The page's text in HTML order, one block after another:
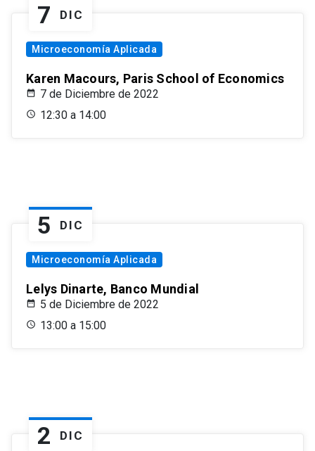
7 DIC
Microeconomía Aplicada
Karen Macours, Paris School of Economics
7 de Diciembre de 2022
12:30 a 14:00
5 DIC
Microeconomía Aplicada
Lelys Dinarte, Banco Mundial
5 de Diciembre de 2022
13:00 a 15:00
2 DIC